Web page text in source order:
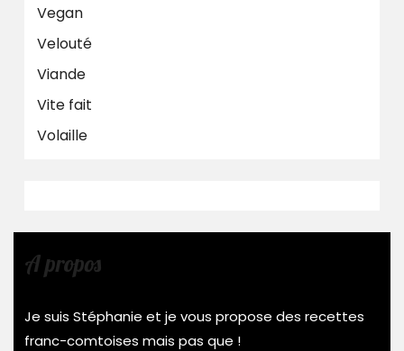
Vegan
Velouté
Viande
Vite fait
Volaille
A propos
Je suis Stéphanie et je vous propose des recettes
franc-comtoises mais pas que !